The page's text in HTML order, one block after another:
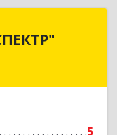
5
"СПЕКТР"